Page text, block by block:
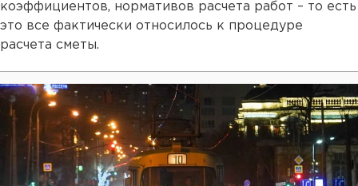
коэффициентов, нормативов расчета работ – то есть
это все фактически относилось к процедуре
расчета сметы.